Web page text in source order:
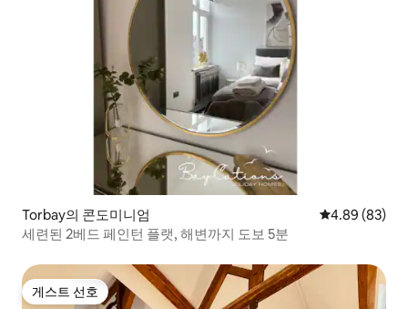
Torbay의 콘도미니엄 평점 4.89점(5
4.89 (83)
세련된 2베드 페인턴 플랫, 해변까지 도보 5분
게스트 선호
게스트 선호